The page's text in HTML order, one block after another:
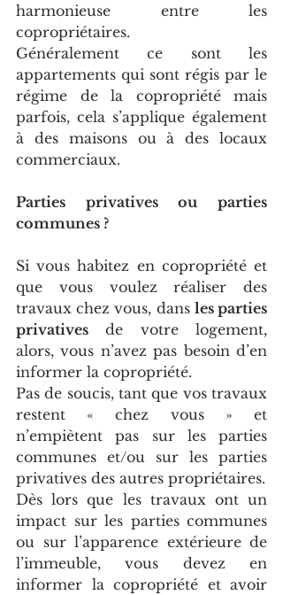
harmonieuse entre les
copropriétaires.
Généralement ce sont les
appartements qui sont régis par le
régime de la copropriété mais
parfois, cela s’applique également
à des maisons ou à des locaux
commerciaux.
Parties privatives ou parties
communes ?
Si vous habitez en copropriété et
que vous voulez réaliser des
travaux chez vous, dans les parties
privatives de votre logement,
alors, vous n’avez pas besoin d’en
informer la copropriété.
Pas de soucis, tant que vos travaux
restent « chez vous » et
n’empiètent pas sur les parties
communes et/ou sur les parties
privatives des autres propriétaires.
Dès lors que les travaux ont un
impact sur les parties communes
ou sur l’apparence extérieure de
l’immeuble, vous devez en
informer la copropriété et avoir